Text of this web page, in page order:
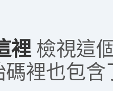
裡 檢視這
碼裡也包含